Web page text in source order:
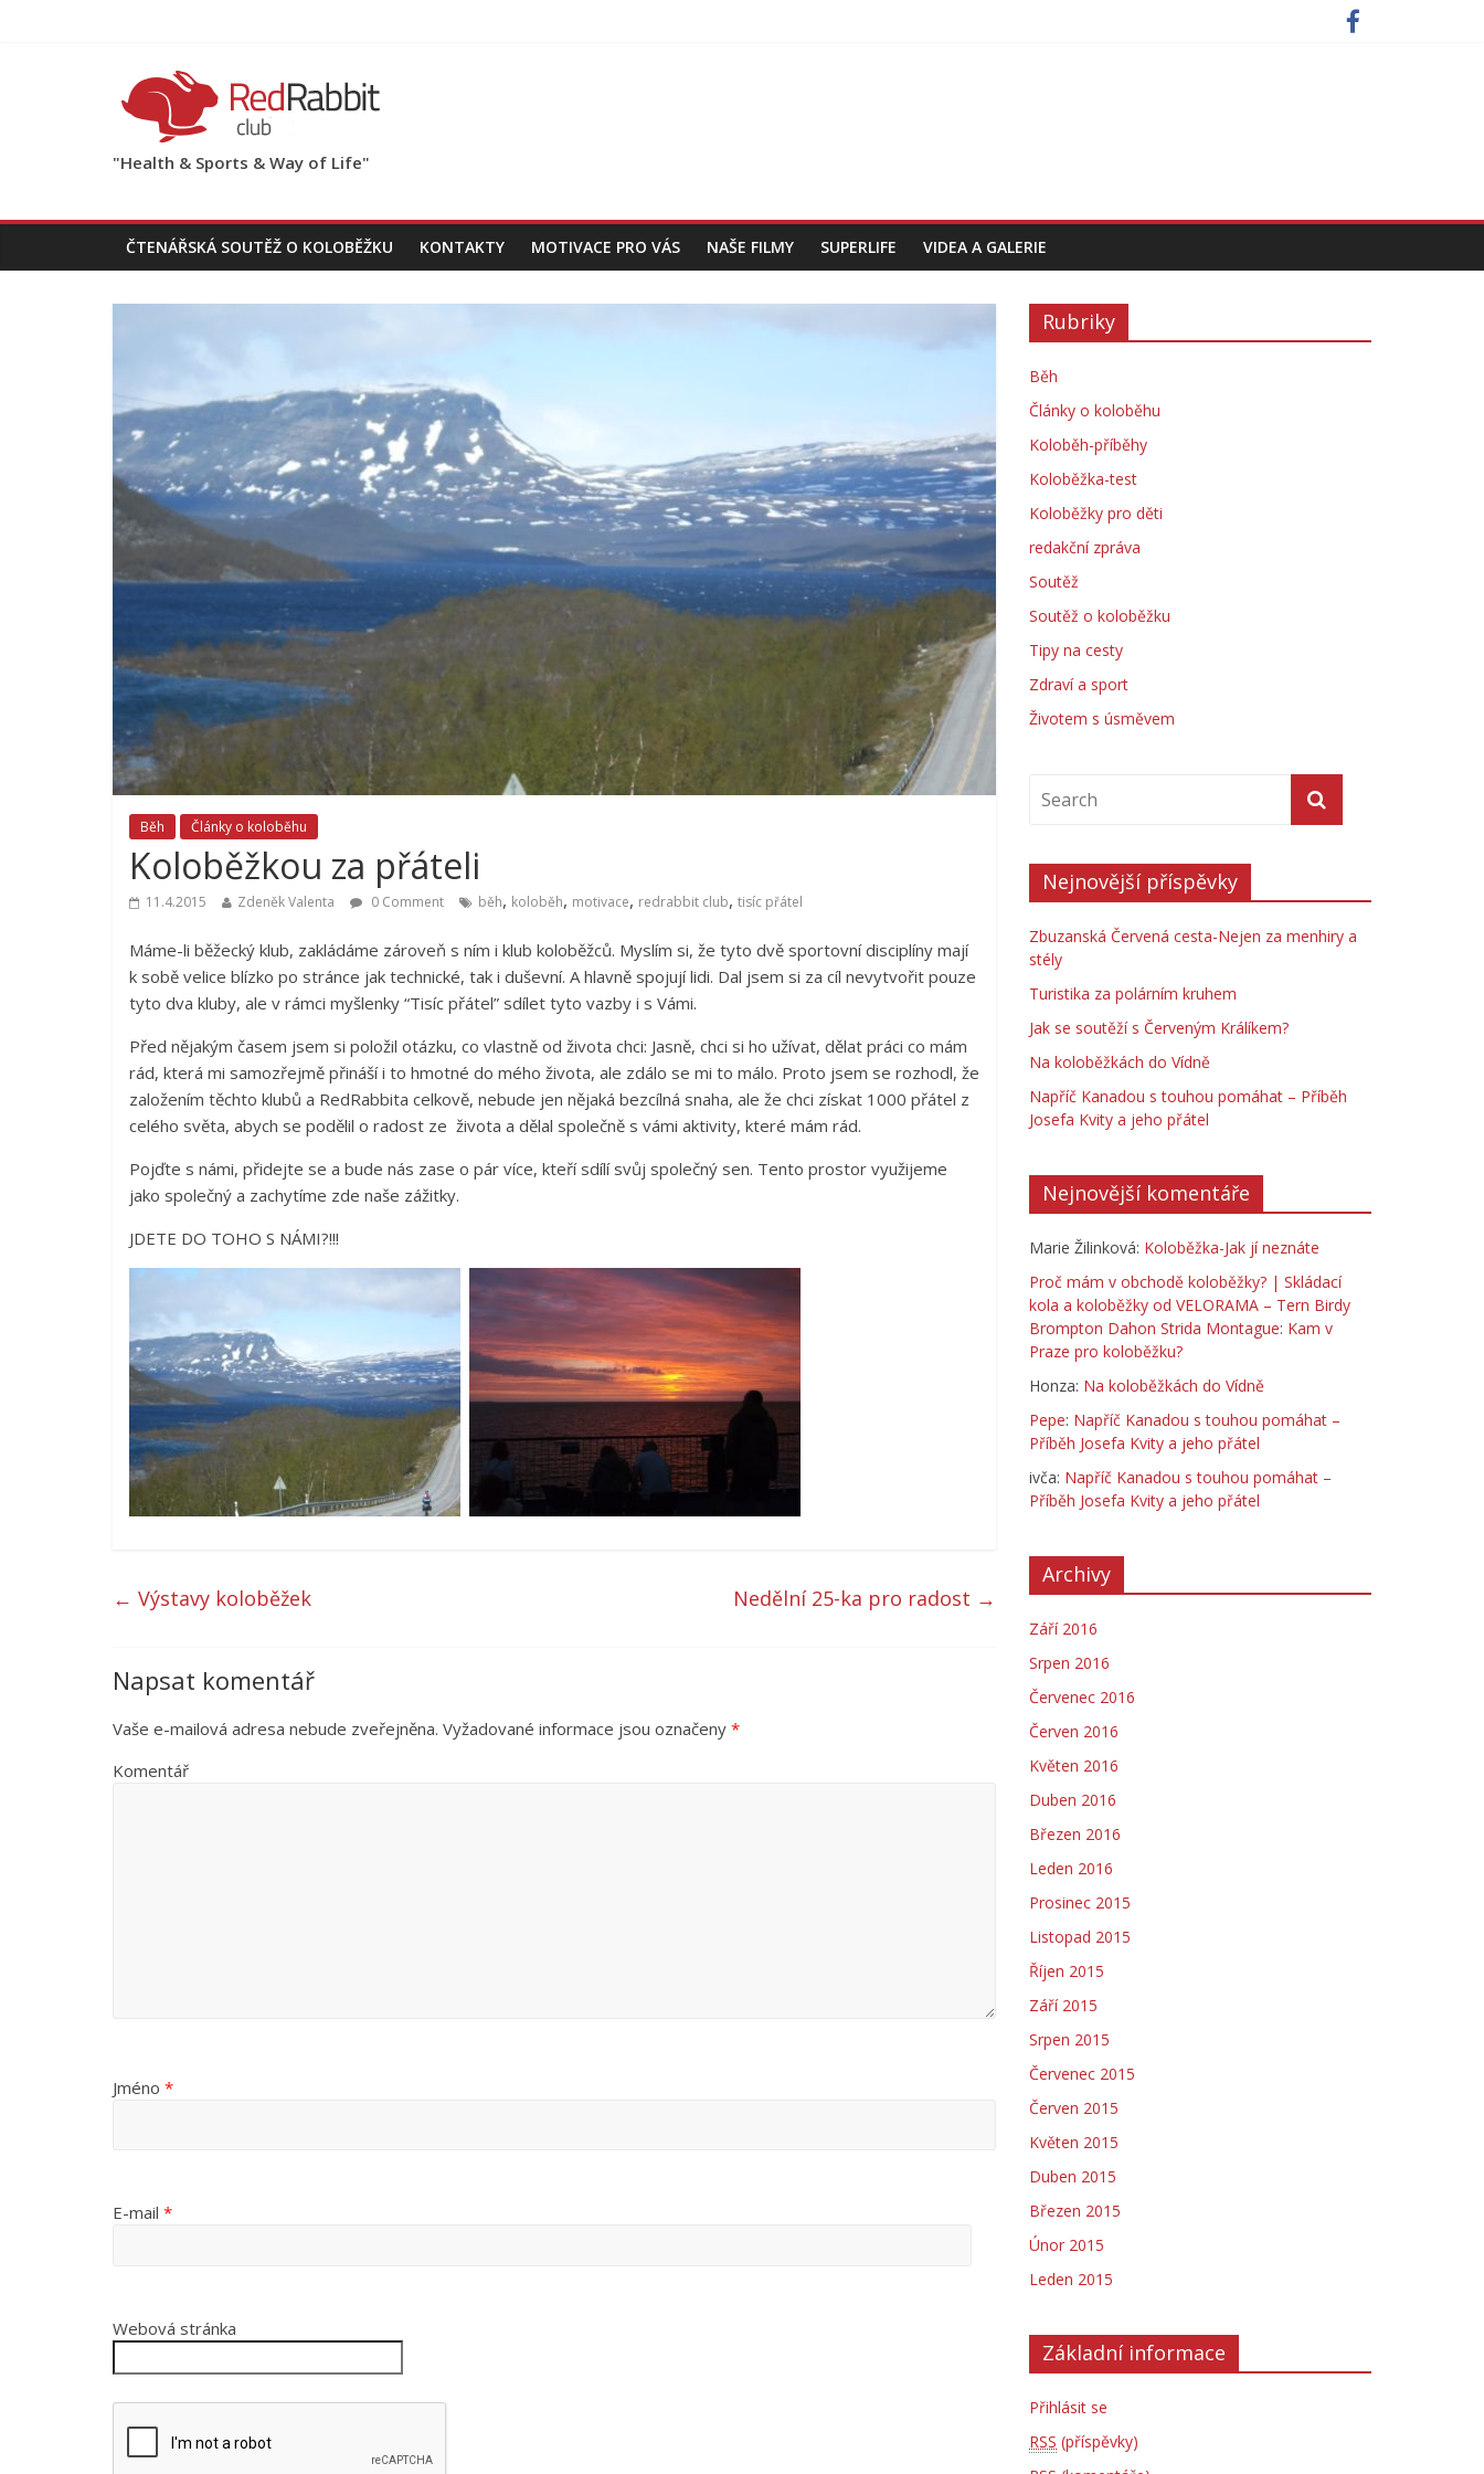
"Health & Sports & Way of Life"
ČTENÁŘSKÁ SOUTĚŽ O KOLOBĚŽKU KONTAKTY MOTIVACE PRO VÁS NAŠE FILMY SUPERLIFE VIDEA A GALERIE
Běh Články o koloběhu
Koloběžkou za přáteli
11.4.2015 Zdeněk Valenta 0 Comment běh, koloběh, motivace, redrabbit club, tisíc přátel
Máme-li běžecký klub, zakládáme zároveň s ním i klub koloběžců. Myslím si, že tyto dvě sportovní disciplíny mají
k sobě velice blízko po stránce jak technické, tak i duševní. A hlavně spojují lidi. Dal jsem si za cíl nevytvořit pouze
tyto dva kluby, ale v rámci myšlenky “Tisíc přátel” sdílet tyto vazby i s Vámi.
Před nějakým časem jsem si položil otázku, co vlastně od života chci: Jasně, chci si ho užívat, dělat práci co mám
rád, která mi samozřejmě přináší i to hmotné do mého života, ale zdálo se mi to málo. Proto jsem se rozhodl, že
založením těchto klubů a RedRabbita celkově, nebude jen nějaká bezcílná snaha, ale že chci získat 1000 přátel z
celého světa, abych se podělil o radost ze života a dělal společně s vámi aktivity, které mám rád.
Pojďte s námi, přidejte se a bude nás zase o pár více, kteří sdílí svůj společný sen. Tento prostor využijeme
jako společný a zachytíme zde naše zážitky.
JDETE DO TOHO S NÁMI?!!!
← Výstavy koloběžek Nedělní 25-ka pro radost →
Napsat komentář
Vaše e-mailová adresa nebude zveřejněna. Vyžadované informace jsou označeny *
Komentář
Jméno *
E-mail *
Webová stránka
Rubriky
Běh
Články o koloběhu
Koloběh-příběhy
Koloběžka-test
Koloběžky pro děti
redakční zpráva
Soutěž
Soutěž o koloběžku
Tipy na cesty
Zdraví a sport
Životem s úsměvem
Nejnovější příspěvky
Zbuzanská Červená cesta-Nejen za menhiry a
stély
Turistika za polárním kruhem
Jak se soutěží s Červeným Králíkem?
Na koloběžkách do Vídně
Napříč Kanadou s touhou pomáhat – Příběh
Josefa Kvity a jeho přátel
Nejnovější komentáře
Marie Žilinková: Koloběžka-Jak jí neznáte
Proč mám v obchodě koloběžky? | Skládací
kola a koloběžky od VELORAMA – Tern Birdy
Brompton Dahon Strida Montague: Kam v
Praze pro koloběžku?
Honza: Na koloběžkách do Vídně
Pepe: Napříč Kanadou s touhou pomáhat –
Příběh Josefa Kvity a jeho přátel
ivča: Napříč Kanadou s touhou pomáhat –
Příběh Josefa Kvity a jeho přátel
Archivy
Září 2016
Srpen 2016
Červenec 2016
Červen 2016
Květen 2016
Duben 2016
Březen 2016
Leden 2016
Prosinec 2015
Listopad 2015
Říjen 2015
Září 2015
Srpen 2015
Červenec 2015
Červen 2015
Květen 2015
Duben 2015
Březen 2015
Únor 2015
Leden 2015
Základní informace
Přihlásit se
RSS (příspěvky)